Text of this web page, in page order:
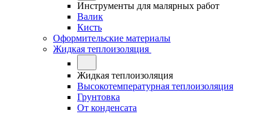
Инструменты для малярных работ
Валик
Кисть
Оформительские материалы
Жидкая теплоизоляция
Жидкая теплоизоляция
Высокотемпературная теплоизоляция
Грунтовка
От конденсата